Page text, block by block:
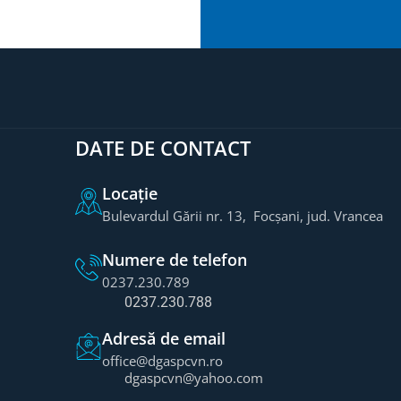
DATE DE CONTACT
Locație
Bulevardul Gării nr. 13, Focșani, jud. Vrancea
Numere de telefon
0237.230.789
0237.230.788
Adresă de email
office@dgaspcvn.ro
dgaspcvn@yahoo.com